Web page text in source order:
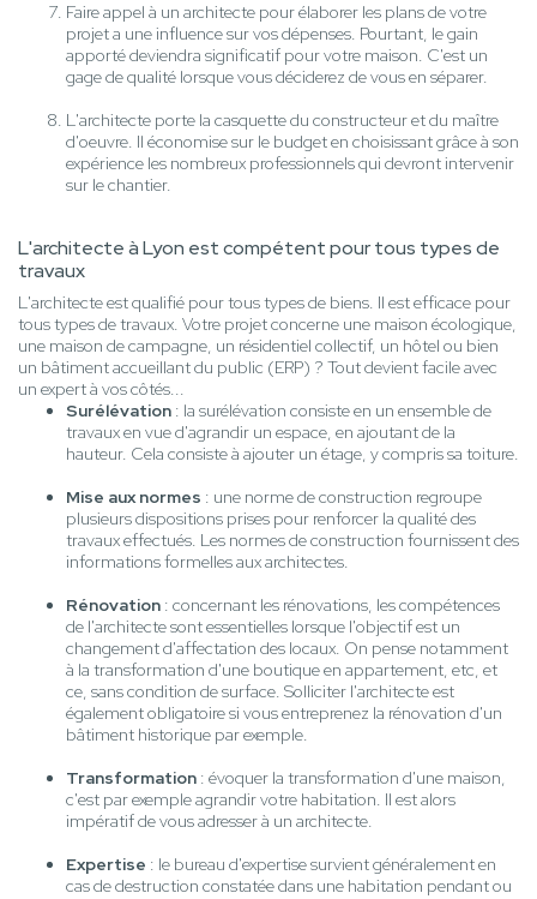
Faire appel à un architecte pour élaborer les plans de votre
projet a une influence sur vos dépenses. Pourtant, le gain
apporté deviendra significatif pour votre maison. C'est un
gage de qualité lorsque vous déciderez de vous en séparer.
L'architecte porte la casquette du constructeur et du maître
d'oeuvre. Il économise sur le budget en choisissant grâce à son
expérience les nombreux professionnels qui devront intervenir
sur le chantier.
L'architecte à Lyon est compétent pour tous types de
travaux
L'architecte est qualifié pour tous types de biens. Il est efficace pour
tous types de travaux. Votre projet concerne une maison écologique,
une maison de campagne, un résidentiel collectif, un hôtel ou bien
un bâtiment accueillant du public (ERP) ? Tout devient facile avec
un expert à vos côtés...
Surélévation : la surélévation consiste en un ensemble de
travaux en vue d'agrandir un espace, en ajoutant de la
hauteur. Cela consiste à ajouter un étage, y compris sa toiture.
Mise aux normes : une norme de construction regroupe
plusieurs dispositions prises pour renforcer la qualité des
travaux effectués. Les normes de construction fournissent des
informations formelles aux architectes.
Rénovation : concernant les rénovations, les compétences
de l'architecte sont essentielles lorsque l'objectif est un
changement d'affectation des locaux. On pense notamment
à la transformation d'une boutique en appartement, etc, et
ce, sans condition de surface. Solliciter l'architecte est
également obligatoire si vous entreprenez la rénovation d'un
bâtiment historique par exemple.
Transformation : évoquer la transformation d'une maison,
c'est par exemple agrandir votre habitation. Il est alors
impératif de vous adresser à un architecte.
Expertise : le bureau d'expertise survient généralement en
cas de destruction constatée dans une habitation pendant ou